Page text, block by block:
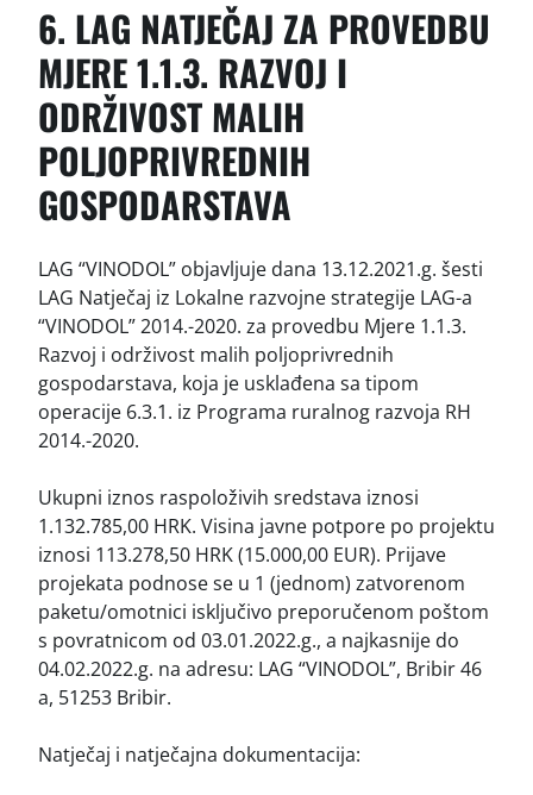
6. LAG NATJEČAJ ZA PROVEDBU
MJERE 1.1.3. RAZVOJ I
ODRŽIVOST MALIH
POLJOPRIVREDNIH
GOSPODARSTAVA
LAG “VINODOL” objavljuje dana 13.12.2021.g. šesti
LAG Natječaj iz Lokalne razvojne strategije LAG-a
“VINODOL” 2014.-2020. za provedbu Mjere 1.1.3.
Razvoj i održivost malih poljoprivrednih
gospodarstava, koja je usklađena sa tipom
operacije 6.3.1. iz Programa ruralnog razvoja RH
2014.-2020.
Ukupni iznos raspoloživih sredstava iznosi
1.132.785,00 HRK. Visina javne potpore po projektu
iznosi 113.278,50 HRK (15.000,00 EUR). Prijave
projekata podnose se u 1 (jednom) zatvorenom
paketu/omotnici isključivo preporučenom poštom
s povratnicom od 03.01.2022.g., a najkasnije do
04.02.2022.g. na adresu: LAG “VINODOL”, Bribir 46
a, 51253 Bribir.
Natječaj i natječajna dokumentacija: